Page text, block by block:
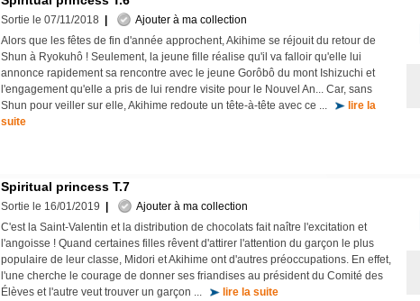
Sortie le 07/11/2018
Ajouter à ma collection
Alors que les fêtes de fin d'année approchent, Akihime se réjouit du retour de
Shun à Ryokuhô ! Seulement, la jeune fille réalise qu'il va falloir qu'elle lui
annonce rapidement sa rencontre avec le jeune Gorôbô du mont Ishizuchi et
l'engagement qu'elle a pris de lui rendre visite pour le Nouvel An... Car, sans
Shun pour veiller sur elle, Akihime redoute un tête-à-tête avec ce ...
lire la
suite
Spiritual princess T.7
Sortie le 16/01/2019
Ajouter à ma collection
C'est la Saint-Valentin et la distribution de chocolats fait naître l'excitation et
l'angoisse ! Quand certaines filles rêvent d'attirer l'attention du garçon le plus
populaire de leur classe, Midori et Akihime ont d'autres préoccupations. En effet,
l'une cherche le courage de donner ses friandises au président du Comité des
Élèves et l'autre veut trouver un garçon ...
lire la suite